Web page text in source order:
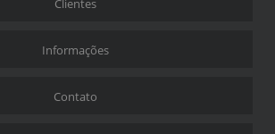
Clientes
Informações
Contato